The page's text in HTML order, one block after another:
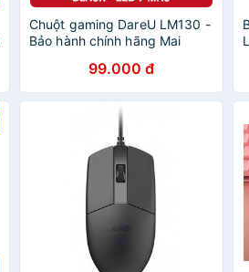
Chuột gaming DareU LM130 -
Bảo hành chính hãng Mai
99.000 đ